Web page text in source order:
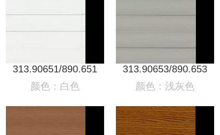
313.90651/890.651
颜色：白色
313.90653/890.653
颜色：浅灰色